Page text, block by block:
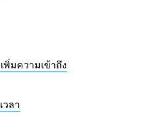
พิ่มความเข้าถึง
วลา